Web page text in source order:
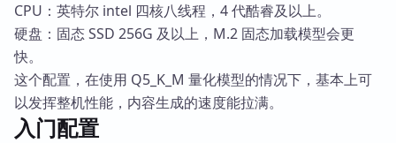
CPU：英特尔 intel 四核八线程，4 代酷睿及以上。
硬盘：固态 SSD 256G 及以上，M.2 固态加载模型会更
快。
这个配置，在使用 Q5_K_M 量化模型的情况下，基本上可
以发挥整机性能，内容生成的速度能拉满。
入门配置